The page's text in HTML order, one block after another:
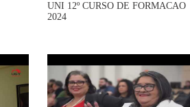
UNI 12º CURSO DE FORMACAO
2024